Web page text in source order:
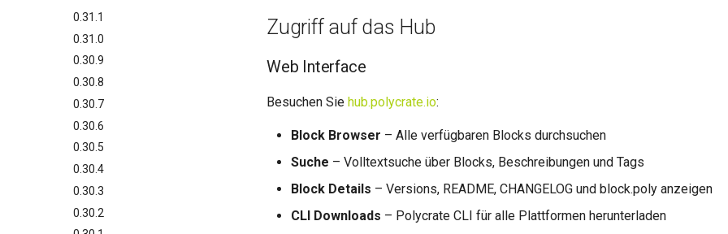
0.31.1
0.31.0
0.30.9
0.30.8
0.30.7
0.30.6
0.30.5
0.30.4
0.30.3
0.30.2
Zugriff auf das Hub
Web Interface
Besuchen Sie hub.polycrate.io:
Block Browser – Alle verfügbaren Blocks durchsuchen
Suche – Volltextsuche über Blocks, Beschreibungen und Tags
Block Details – Versions, README, CHANGELOG und block.poly anzeigen
CLI Downloads – Polycrate CLI für alle Plattformen herunterladen